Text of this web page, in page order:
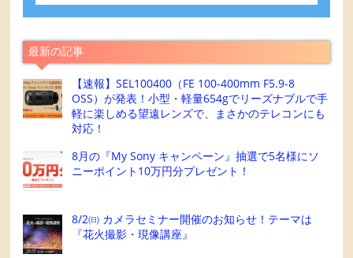
最新の記事
【速報】SEL100400（FE 100-400mm F5.9-8
OSS）が発表！小型・軽量654gでリーズナブルで手
軽に楽しめる望遠レンズで、まさかのテレコンにも
対応！
8月の『My Sony キャンペーン』抽選で5名様にソ
ニーポイント10万円分プレゼント！
8/2㈰ カメラセミナー開催のお知らせ！テーマは
『花火撮影・現像講座』